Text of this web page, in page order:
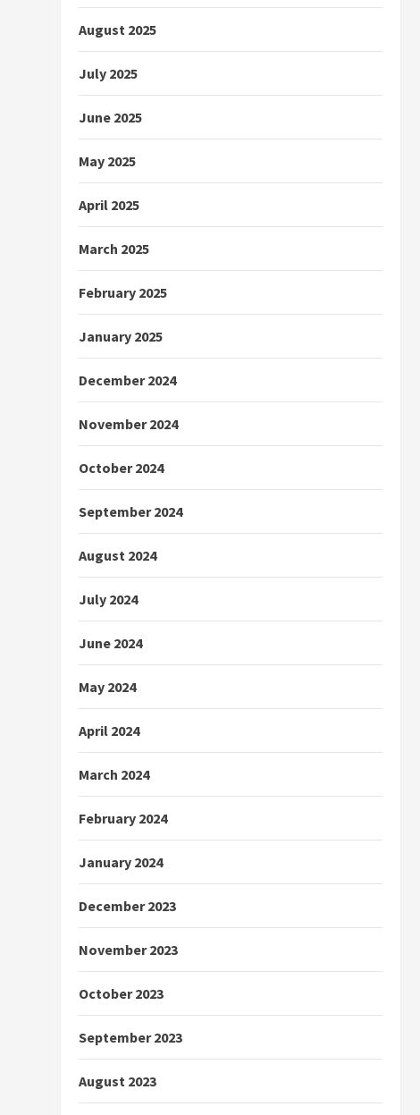
August 2025
July 2025
June 2025
May 2025
April 2025
March 2025
February 2025
January 2025
December 2024
November 2024
October 2024
September 2024
August 2024
July 2024
June 2024
May 2024
April 2024
March 2024
February 2024
January 2024
December 2023
November 2023
October 2023
September 2023
August 2023